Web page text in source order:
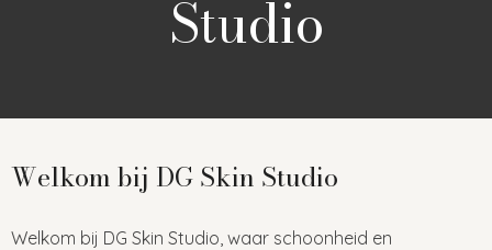
Studio
Welkom bij DG Skin Studio
Welkom bij DG Skin Studio, waar schoonheid en